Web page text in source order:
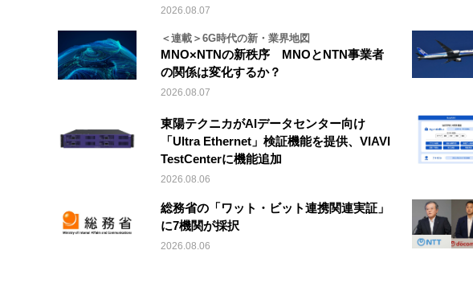
2026.08.07
＜連載＞6G時代の新・業界地図
MNO×NTNの新秩序 MNOとNTN事業者
の関係は変化するか？
2026.08.07
東陽テクニカがAIデータセンター向け
「Ultra Ethernet」検証機能を提供、VIAVI
TestCenterに機能追加
2026.08.06
総務省の「ワット・ビット連携関連実証」
に7機関が採択
2026.08.06